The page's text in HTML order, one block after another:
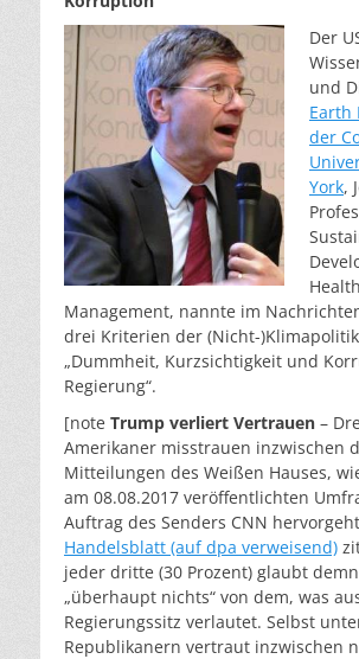
Der
und
Earth
der
York,
Management, nannte im
drei Kriterien der (Nicht-
„Dummheit, Kurzsichtigkeit und
Regierung“.
[note Trump verliert Vertrauen –
Amerikaner misstrauen inzwischen
Mitteilungen des Weißen Hauses,
am 08.08.2017 veröffentlichten
Auftrag des Senders CNN
Handelsblatt (auf dpa verweisend)
jeder dritte (30 Prozent) glaubt
„überhaupt nichts“ von dem, was
Regierungssitz verlautet. Selbst
Republikanern vertraut inzwischen